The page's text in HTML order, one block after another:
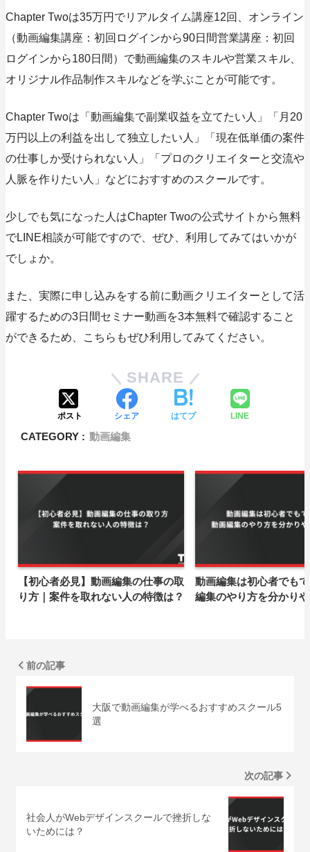
Chapter Twoは35万円でリアルタイム講座12回、オンライン
（動画編集講座：初回ログインから90日間営業講座：初回
ログインから180日間）で動画編集のスキルや営業スキル、
オリジナル作品制作スキルなどを学ぶことが可能です。
Chapter Twoは「動画編集で副業収益を立てたい人」「月20
万円以上の利益を出して独立したい人」「現在低単価の案件
の仕事しか受けられない人」「プロのクリエイターと交流や
人脈を作りたい人」などにおすすめのスクールです。
少しでも気になった人はChapter Twoの公式サイトから無料
でLINE相談が可能ですので、ぜひ、利用してみてはいかが
でしょか。
また、実際に申し込みをする前に動画クリエイターとして活
躍するための3日間セミナー動画を3本無料で確認すること
ができるため、こちらもぜひ利用してみてください。
SHARE
ポスト シェア はてブ LINE
CATEGORY : 動画編集
【初心者必見】動画編集の仕事の取
り方｜案件を取れない人の特徴は？
動画編集は初心者でも
編集のやり方を分かり
前の記事
大阪で動画編集が学べるおすすめスクール5
選
次の記事
社会人がWebデザインスクールで挫折しな
いためには？